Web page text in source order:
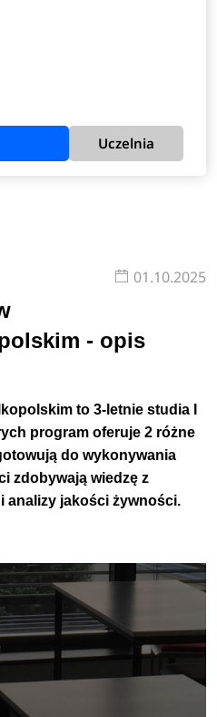
Uczelnia
01.10.2025
- opis
to 3-letnie studia I
program oferuje 2 różne
do wykonywania
zdobywają wiedzę z
analizy jakości żywności.